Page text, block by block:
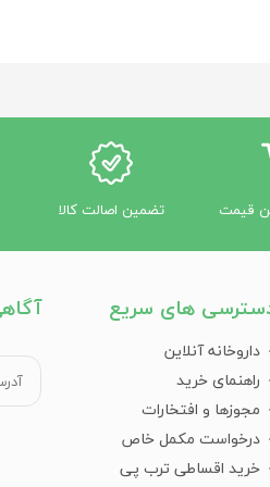
دلپذیر است. علاوه بر التیام
کنید تا رطوبت دستان تأمین شود.
قیمت تضمین اصالت کالا
های سریع
داروخانه آنلاین
راهنمای خرید
مجوزها و افتخارات
درخواست مکمل خاص
خرید اقساطی ترب پی